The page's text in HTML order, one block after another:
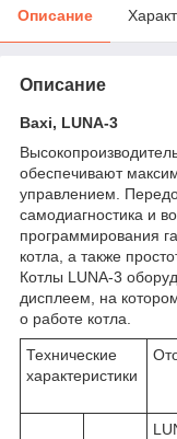
Описание
Описание
Baxi, LUNA-3
обеспечивают
управлением.
самодиагностика и
программирования
котла, а также
Котлы LUNA-3
дисплеем, на
о работе котла.
Технические
характеристики